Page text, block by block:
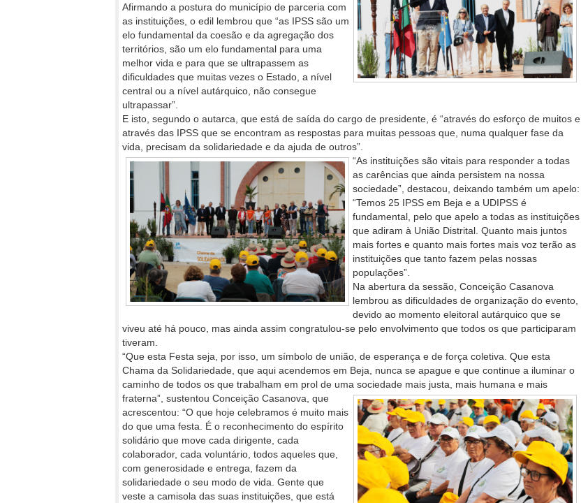
Afirmando a postura do município de parceria com
as instituições, o edil lembrou que “as IPSS são um
elo fundamental da coesão e da agregação dos
territórios, são um elo fundamental para uma
melhor vida e para que se ultrapassem as
dificuldades que muitas vezes o Estado, a nível
central ou a nível autárquico, não consegue
ultrapassar”.
E isto, segundo o autarca, que está de saída do cargo de presidente, é “através do esforço de muitos e
através das IPSS que se encontram as respostas para muitas pessoas que, numa qualquer fase da
vida, precisam da solidariedade e da ajuda de outros”.
“As instituições são vitais para responder a todas
as carências que ainda persistem na nossa
sociedade”, destacou, deixando também um apelo:
“Temos 25 IPSS em Beja e a UDIPSS é
fundamental, pelo que apelo a todas as instituições
que adiram à União Distrital. Quanto mais juntos
mais fortes e quanto mais fortes mais voz terão as
instituições que tanto fazem pelas nossas
populações”.
Na abertura da sessão, Conceição Casanova
lembrou as dificuldades de organização do evento,
devido ao momento eleitoral autárquico que se
viveu até há pouco, mas ainda assim congratulou-se pelo envolvimento que todos os que participaram
tiveram.
“Que esta Festa seja, por isso, um símbolo de união, de esperança e de força coletiva. Que esta
Chama da Solidariedade, que aqui acendemos em Beja, nunca se apague e que continue a iluminar o
caminho de todos os que trabalham em prol de uma sociedade mais justa, mais humana e mais
fraterna”, sustentou Conceição Casanova, que
acrescentou: “O que hoje celebramos é muito mais
do que uma festa. É o reconhecimento do espírito
solidário que move cada dirigente, cada
colaborador, cada voluntário, todos aqueles que,
com generosidade e entrega, fazem da
solidariedade o seu modo de vida. Gente que
veste a camisola das suas instituições, que está